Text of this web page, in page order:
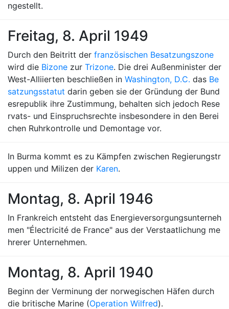
ngestellt.
Freitag, 8. April 1949
Durch den Beitritt der französischen Besatzungszone
wird die Bizone zur Trizone. Die drei Außenminister der
West-Alliierten beschließen in Washington, D.C. das Be
satzungsstatut darin geben sie der Gründung der Bund
esrepublik ihre Zustimmung, behalten sich jedoch Rese
rvats- und Einspruchsrechte insbesondere in den Berei
chen Ruhrkontrolle und Demontage vor.
In Burma kommt es zu Kämpfen zwischen Regierungstr
uppen und Milizen der Karen.
Montag, 8. April 1946
In Frankreich entsteht das Energieversorgungsunterneh
men "Électricité de France" aus der Verstaatlichung me
hrerer Unternehmen.
Montag, 8. April 1940
Beginn der Verminung der norwegischen Häfen durch
die britische Marine (Operation Wilfred).